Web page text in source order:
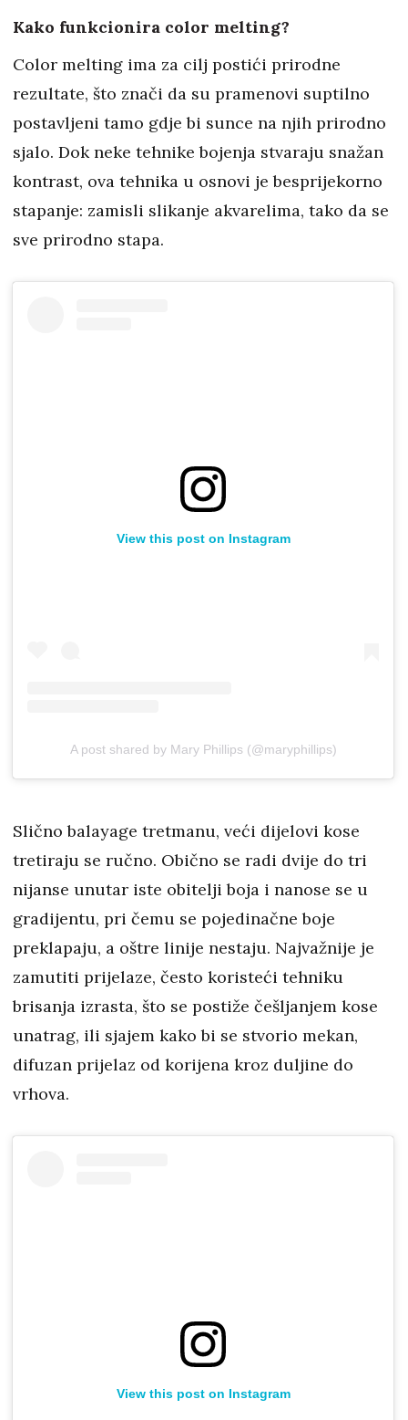
Kako funkcionira color melting?
Color melting ima za cilj postići prirodne
rezultate, što znači da su pramenovi suptilno
postavljeni tamo gdje bi sunce na njih prirodno
sjalo. Dok neke tehnike bojenja stvaraju snažan
kontrast, ova tehnika u osnovi je besprijekorno
stapanje: zamisli slikanje akvarelima, tako da se
sve prirodno stapa.
View this post on Instagram
A post shared by Mary Phillips (@maryphillips)
Slično balayage tretmanu, veći dijelovi kose
tretiraju se ručno. Obično se radi dvije do tri
nijanse unutar iste obitelji boja i nanose se u
gradijentu, pri čemu se pojedinačne boje
preklapaju, a oštre linije nestaju. Najvažnije je
zamutiti prijelaze, često koristeći tehniku
brisanja izrasta, što se postiže češljanjem kose
unatrag, ili sjajem kako bi se stvorio mekan,
difuzan prijelaz od korijena kroz duljine do
vrhova.
View this post on Instagram